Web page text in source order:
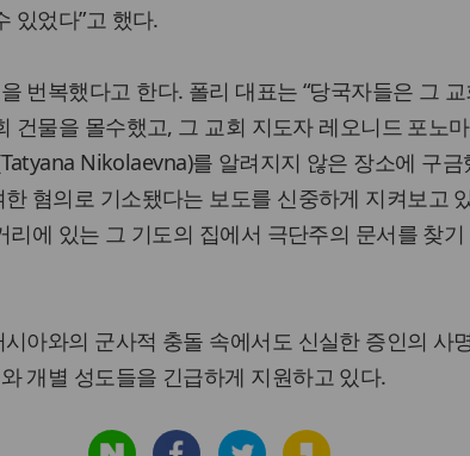
있었다”고 했다.
번복했다고 한다. 폴리 대표는 “당국자들은 그
건물을 몰수했고, 그 교회 지도자 레오니드 포노
Nikolaevna)를 알려지지 않은 장소에 구금
혐의로 기소됐다는 보도를 신중하게 지켜보고
리에 있는 그 기도의 집에서 극단주의 문서를 찾
아와의 군사적 충돌 속에서도 신실한 증인의 사
개별 성도들을 긴급하게 지원하고 있다.